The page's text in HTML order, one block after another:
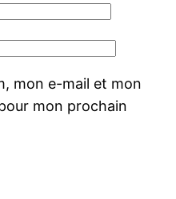
mon e-mail et mon
mon prochain